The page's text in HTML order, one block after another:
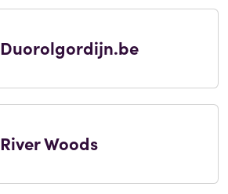
Duorolgordijn.be
River Woods